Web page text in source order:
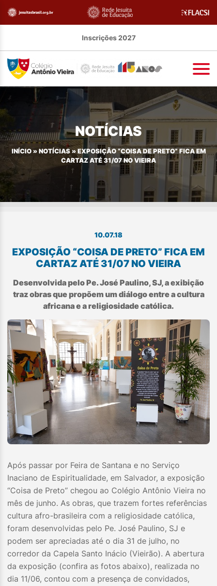
Inscrições 2027
NOTÍCIAS
INÍCIO» NOTÍCIAS»EXPOSIÇÃO “COISA DE PRETO” FICA EM
CARTAZ ATÉ 31/07 NO VIEIRA
10.07.18
EXPOSIÇÃO “COISA DE PRETO” FICA EM
CARTAZ ATÉ 31/07 NO VIEIRA
Desenvolvida pelo Pe. José Paulino, SJ, a exibição
traz obras que propõem um diálogo entre a cultura
africana e a religiosidade católica.
Após passar por Feira de Santana e no Serviço
Inaciano de Espiritualidade, em Salvador, a exposição
“Coisa de Preto” chegou ao Colégio Antônio Vieira no
mês de junho. As obras, que trazem fortes referências
cultura afro-brasileira com a religiosidade católica,
foram desenvolvidas pelo Pe. José Paulino, SJ e
podem ser apreciadas até o dia 31 de julho, no
corredor da Capela Santo Inácio (Vieirão). A abertura
da exposição (confira as fotos abaixo), realizada no
dia 11/06, contou com a presença de convidados,